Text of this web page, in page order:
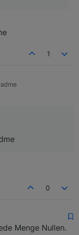
mal schauen was
1
0
Menge Nullen.